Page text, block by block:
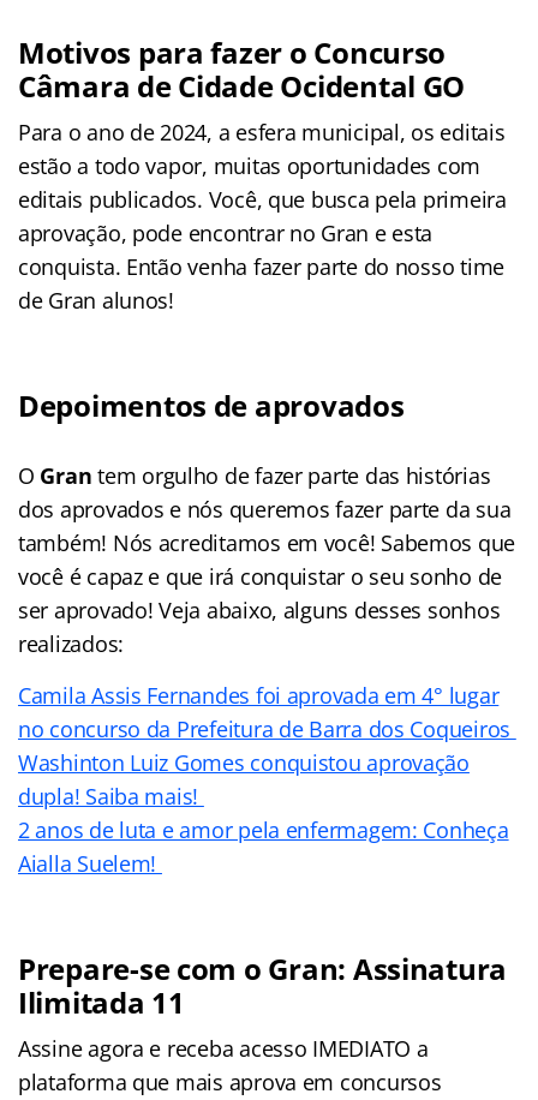
Motivos para fazer o Concurso
Câmara de Cidade Ocidental GO
Para o ano de 2024, a esfera municipal, os editais
estão a todo vapor, muitas oportunidades com
editais publicados. Você, que busca pela primeira
aprovação, pode encontrar no Gran e esta
conquista. Então venha fazer parte do nosso time
de Gran alunos!
Depoimentos de aprovados
O Gran tem orgulho de fazer parte das histórias
dos aprovados e nós queremos fazer parte da sua
também! Nós acreditamos em você! Sabemos que
você é capaz e que irá conquistar o seu sonho de
ser aprovado! Veja abaixo, alguns desses sonhos
realizados:
Camila Assis Fernandes foi aprovada em 4° lugar
no concurso da Prefeitura de Barra dos Coqueiros
Washinton Luiz Gomes conquistou aprovação
dupla! Saiba mais!
2 anos de luta e amor pela enfermagem: Conheça
Aialla Suelem!
Prepare-se com o Gran: Assinatura
Ilimitada 11
Assine agora e receba acesso IMEDIATO a
plataforma que mais aprova em concursos